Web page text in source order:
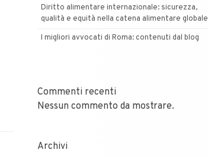
Diritto alimentare internazionale: sicurezza,
qualità e equità nella catena alimentare globale
I migliori avvocati di Roma: contenuti dal blog
Commenti recenti
Nessun commento da mostrare.
Archivi